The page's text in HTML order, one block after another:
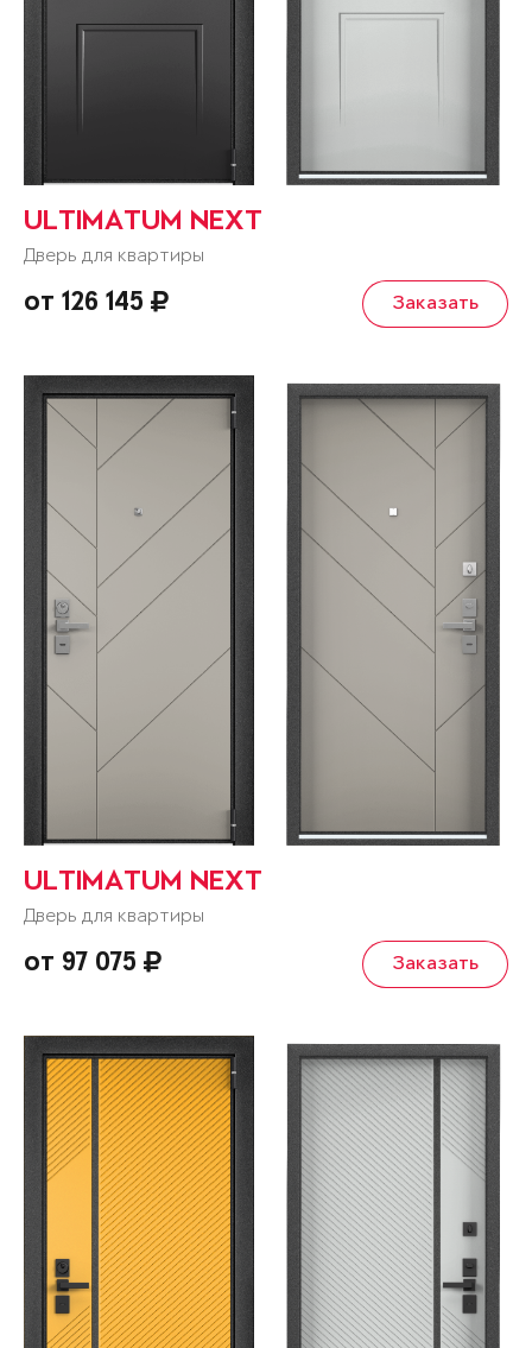
ULTIMATUM NEXT
Дверь для квартиры
от 126 145 Заказать
ULTIMATUM NEXT
Дверь для квартиры
от 97 075 Заказать